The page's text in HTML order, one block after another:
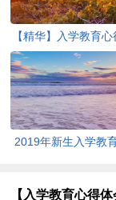
【精华】入学教育
合集八篇
2019年新生入学教
【入学教育心得